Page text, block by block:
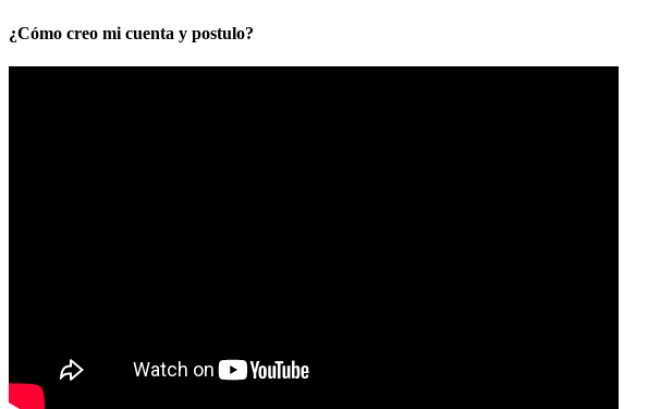
¿Cómo creo mi cuenta y postulo?